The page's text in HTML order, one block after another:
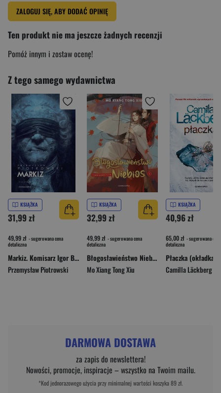
ZALOGUJ SIĘ, ABY DODAĆ OPINIĘ
Ten produkt nie ma jeszcze żadnych recenzji
Pomóż innym i zostaw ocenę!
Z tego samego wydawnictwa
KSIĄŻKA
31,99 zł
49,99 zł - sugerowana cena
detaliczna
Markiz. Komisarz Igor Brudny. Tom 9
Przemysław Piotrowski
KSIĄŻKA
32,99 zł
49,99 zł - sugerowana cena
detaliczna
Błogosławieństwo Niebios (okładka miękka)
Mo Xiang Tong Xiu
KSIĄŻKA
40,96 zł
65,00 zł - sugerowana cena
detaliczna
Płaczka (okładka
Camilla Läckberg
DARMOWA DOSTAWA
za zapis do newslettera!
Nowości, promocje, inspiracje – wszystko na Twoim mailu.
*Kod jednorazowego użycia przy minimalnej wartości koszyka 89 zł.